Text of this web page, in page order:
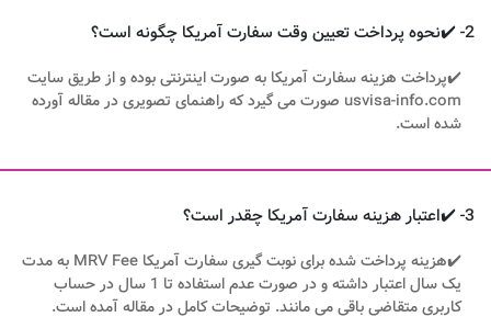
2- ✔️نحوه پرداخت تعیین وقت سفارت آمریکا چگونه است؟
✔️پرداخت هزینه سفارت آمریکا به صورت اینترنتی بوده و از طریق سایت
usvisa-info.com صورت می گیرد که راهنمای تصویری در مقاله آورده
شده است.
3- ✔️اعتبار هزینه سفارت آمریکا چقدر است؟
✔️هزینه پرداخت شده برای نوبت گیری سفارت آمریکا MRV Fee​ به مدت
یک سال اعتبار داشته و در صورت عدم استفاده تا 1 سال در حساب
کاربری متقاضی باقی می مانند. توضیحات کامل در مقاله آمده است.